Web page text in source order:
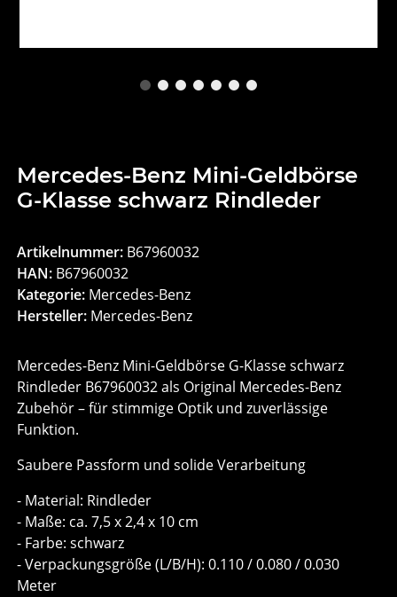
Mercedes-Benz Mini-Geldbörse
G-Klasse schwarz Rindleder
Artikelnummer: B67960032
HAN: B67960032
Kategorie: Mercedes-Benz
Hersteller: Mercedes-Benz
Mercedes-Benz Mini-Geldbörse G-Klasse schwarz
Rindleder B67960032 als Original Mercedes-Benz
Zubehör – für stimmige Optik und zuverlässige
Funktion.
Saubere Passform und solide Verarbeitung
- Material: Rindleder
- Maße: ca. 7,5 x 2,4 x 10 cm
- Farbe: schwarz
- Verpackungsgröße (L/B/H): 0.110 / 0.080 / 0.030
Meter